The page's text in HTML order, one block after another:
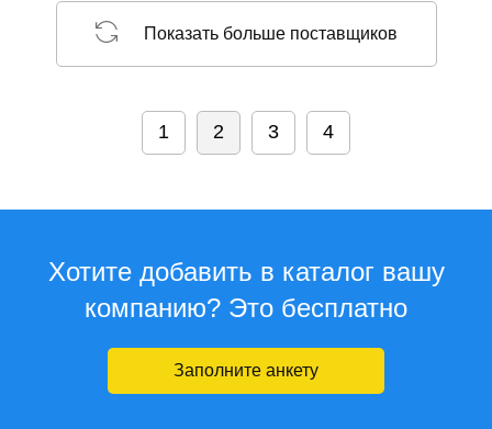
Показать больше поставщиков
1 2 3 4
Хотите добавить в каталог вашу
компанию? Это бесплатно
Заполните анкету